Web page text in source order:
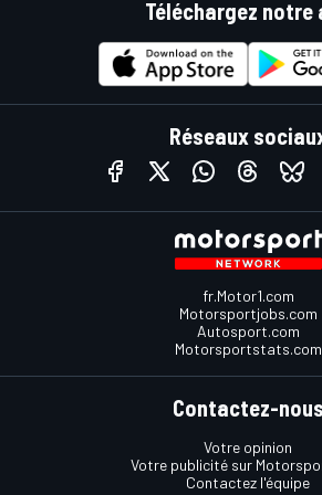
Téléchargez notre
Réseaux
fr.Motor1.com
Motorsportjobs.com
Autosport.com
Motorsportstats.com
Contactez-nous
Votre opinion
Votre publicité sur
Contactez l'équipe